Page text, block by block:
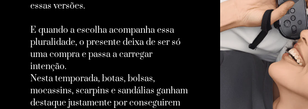
essas versões.
E quando a escolha acompanha essa
pluralidade, o presente deixa de ser só
uma compra e passa a carregar
intenção.
Nesta temporada, botas, bolsas,
mocassins, scarpins e sandálias ganham
destaque justamente por conseguirem